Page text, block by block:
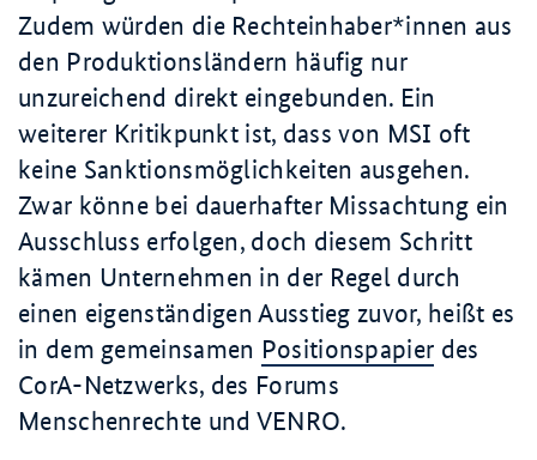
Zudem würden die Rechteinhaber*innen aus
den Produktionsländern häufig nur
unzureichend direkt eingebunden. Ein
weiterer Kritikpunkt ist, dass von MSI oft
keine Sanktionsmöglichkeiten ausgehen.
Zwar könne bei dauerhafter Missachtung ein
Ausschluss erfolgen, doch diesem Schritt
kämen Unternehmen in der Regel durch
einen eigenständigen Ausstieg zuvor, heißt es
in dem gemeinsamen Positionspapier des
CorA-Netzwerks, des Forums
Menschenrechte und VENRO.